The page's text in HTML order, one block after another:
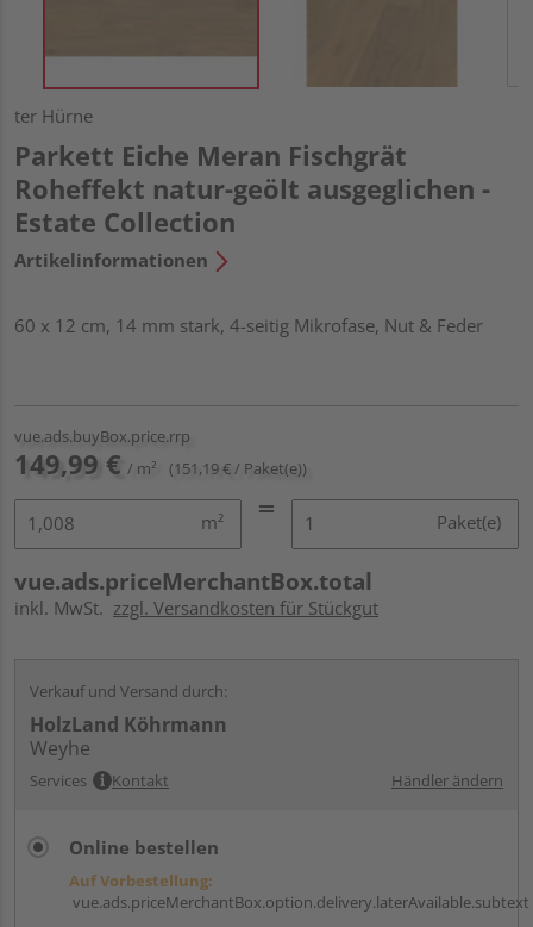
ter Hürne
Parkett Eiche Meran Fischgrät
Roheffekt natur-geölt ausgeglichen -
Estate Collection
Artikelinformationen
60 x 12 cm, 14 mm stark, 4-seitig Mikrofase, Nut & Feder
vue.ads.buyBox.price.rrp
149,99 € / m² (151,19 € / Paket(e))
m² Paket(e)
vue.ads.priceMerchantBox.total
inkl. MwSt. zzgl. Versandkosten für Stückgut
Verkauf und Versand durch:
HolzLand Köhrmann
Weyhe
Services Kontakt Händler ändern
Online bestellen
Auf Vorbestellung:
vue.ads.priceMerchantBox.option.delivery.laterAvailable.subtext